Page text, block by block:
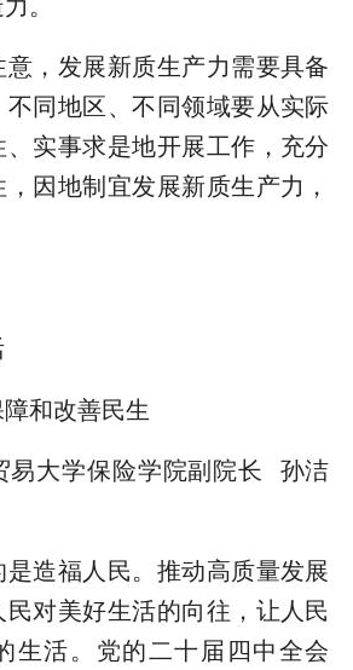
。
，发展新质生产力需要具备
不同地区、不同领域要从实际
实事求是地开展工作，充分
因地制宜发展新质生产力，
和改善民生
大学保险学院副院长 孙洁
造福人民。推动高质量发展
对美好生活的向往，让人民
生活。党的二十届四中全会